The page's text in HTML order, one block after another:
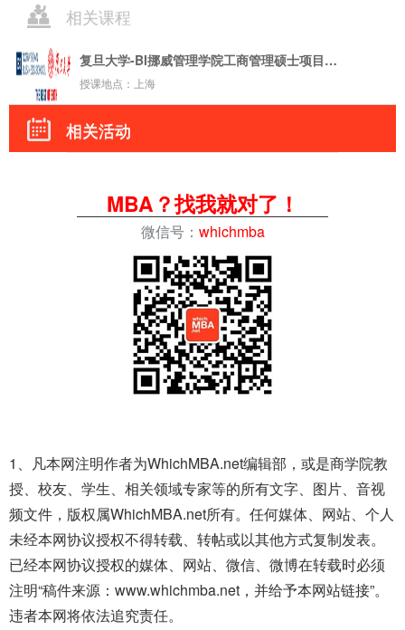
相关课程
复旦大学-BI挪威管理学院工商管理硕士项目（复旦-BI MBA）
授课地点：上海
相关活动
MBA？找我就对了！
微信号： whichmba
1、凡本网注明作者为WhichMBA.net编辑部，或是商学院教
授、校友、学生、相关领域专家等的所有文字、图片、音视
频文件，版权属WhichMBA.net所有。任何媒体、网站、个人
未经本网协议授权不得转载、转帖或以其他方式复制发表。
已经本网协议授权的媒体、网站、微信、微博在转载时必须
注明“稿件来源：www.whichmba.net，并给予本网站链接”。
违者本网将依法追究责任。